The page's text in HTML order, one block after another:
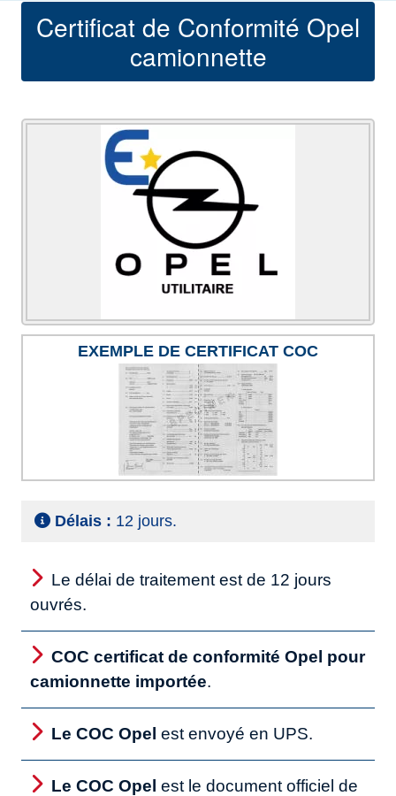
Certificat de Conformité Opel
camionnette
EXEMPLE DE CERTIFICAT COC
Délais : 12 jours.
Le délai de traitement est de 12 jours
ouvrés.
COC certificat de conformité Opel pour
camionnette importée.
Le COC Opel est envoyé en UPS.
Le COC Opel est le document officiel de